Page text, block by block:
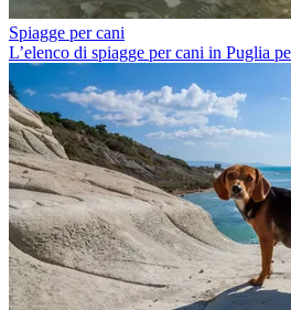
Spiagge per cani
L’elenco di spiagge per cani in Puglia